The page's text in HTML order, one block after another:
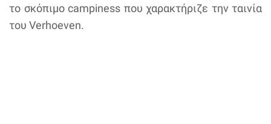
το σκόπιμο campiness που χαρακτήριζε την ταινία
του Verhoeven.